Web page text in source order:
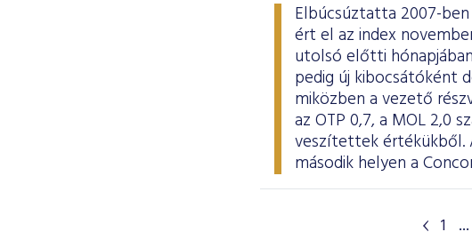
Elbúcsúztatta 2007-
ért el az index
utolsó előtti
pedig új kibocsátóként
miközben a vezető
az OTP 0,7, a MOL 2,0
veszítettek értékükből.
második helyen a
1 ...